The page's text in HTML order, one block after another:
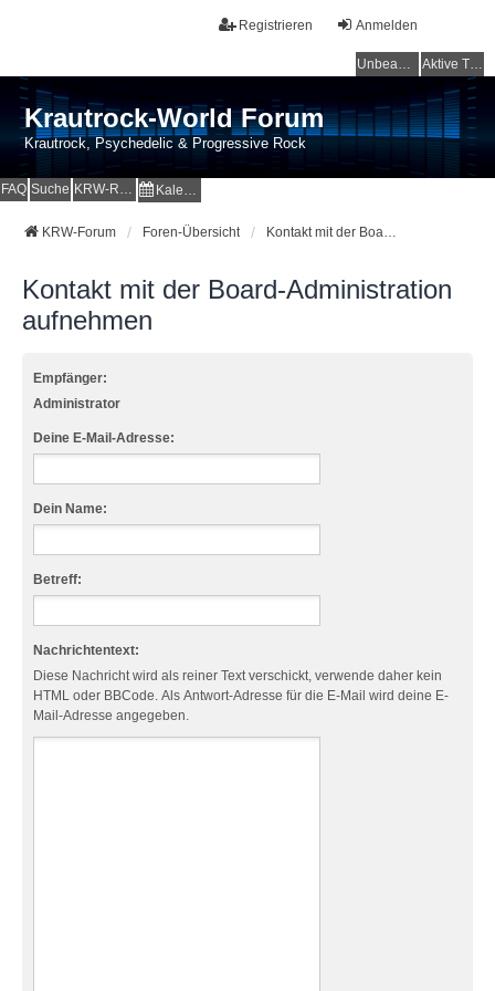
Anmelden
Registrieren
Unbeantwortete Themen Aktive Themen
Krautrock-World Forum
Krautrock, Psychedelic & Progressive Rock
FAQ Suche KRW-Radio Kalender
KRW-Forum Foren-Übersicht Kontakt mit der Board-Administration aufnehmen
Kontakt mit der Board-Administration
aufnehmen
Empfänger:
Administrator
Deine E-Mail-Adresse:
Dein Name:
Betreff:
Nachrichtentext:
Diese Nachricht wird als reiner Text verschickt, verwende daher kein
HTML oder BBCode. Als Antwort-Adresse für die E-Mail wird deine E-
Mail-Adresse angegeben.